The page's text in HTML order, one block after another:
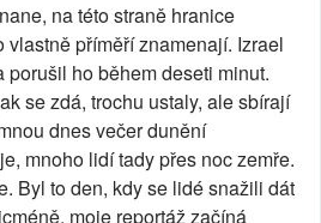
na této straně hranice
vlastně příměří znamenají. Izrael
ho během deseti minut.
se zdá, trochu ustaly, ale sbírají
dnes večer dunění
mnoho lidí tady přes noc zemře.
Byl to den, kdy se lidé snažili dát
moje reportáž začíná